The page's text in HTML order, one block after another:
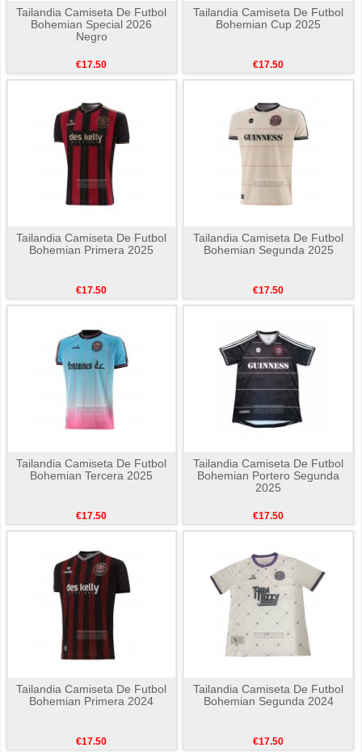
Tailandia Camiseta De Futbol
Bohemian Special 2026
Negro
€17.50
Tailandia Camiseta De Futbol
Bohemian Cup 2025
€17.50
Tailandia Camiseta De Futbol
Bohemian Primera 2025
€17.50
Tailandia Camiseta De Futbol
Bohemian Segunda 2025
€17.50
Tailandia Camiseta De Futbol
Bohemian Tercera 2025
€17.50
Tailandia Camiseta De Futbol
Bohemian Portero Segunda
2025
€17.50
Tailandia Camiseta De Futbol
Bohemian Primera 2024
€17.50
Tailandia Camiseta De Futbol
Bohemian Segunda 2024
€17.50